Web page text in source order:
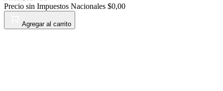
Precio sin Impuestos Nacionales $0,00
Agregar al carrito